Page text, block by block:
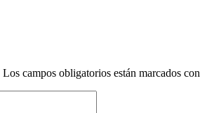
Los campos obligatorios están marcados con